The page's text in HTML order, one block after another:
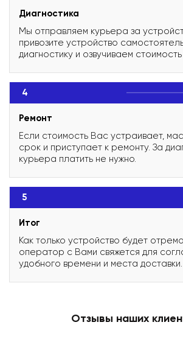
Диагностика
Мы отправляем курьера за
привозите устройство
диагностику и озвучиваем
4
Ремонт
Если стоимость Вас устраивает,
срок и приступает к ремонту. За
курьера платить не нужно.
5
Итог
Как только устройство будет
оператор с Вами свяжется для
удобного времени и места доставки.
Отзывы наших